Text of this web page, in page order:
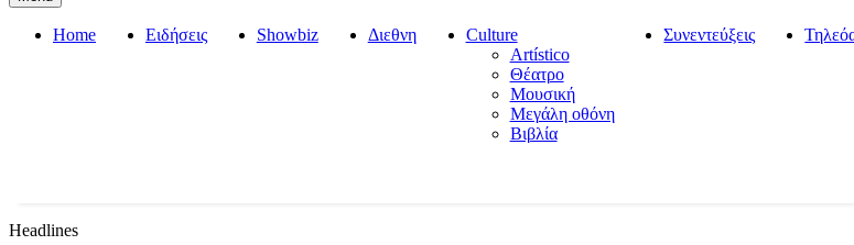
Home Ειδήσεις Showbiz Διεθνη
Culture
Artístico
Θέατρο
Μουσική
Μεγάλη οθόνη
Βιβλία
Συνεντεύξεις
Headlines